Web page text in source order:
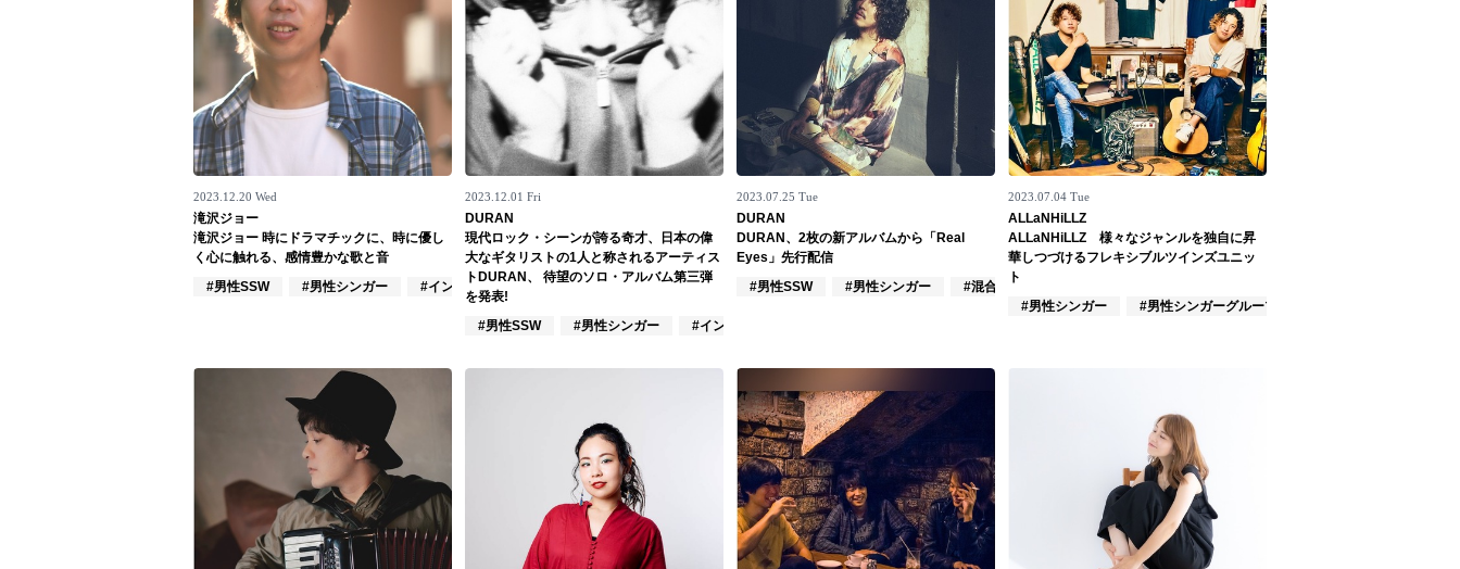
2023.12.20 Wed
滝沢ジョー
滝沢ジョー 時にドラマチックに、時に優し
く心に触れる、感情豊かな歌と音
#男性SSW
#男性シンガー #インディーズ
2023.12.01 Fri
DURAN
現代ロック・シーンが誇る奇才、日本の偉
大なギタリストの1人と称されるアーティス
トDURAN、 待望のソロ・アルバム第三弾
を発表!
#男性SSW
#男性シンガー #インディーズ
2023.07.25 Tue
DURAN
DURAN、2枚の新アルバムから「Real
Eyes」先行配信
#男性SSW
#男性シンガー #混合バンド
2023.07.04 Tue
ALLaNHiLLZ
ALLaNHiLLZ 様々なジャンルを独自に昇
華しつづけるフレキシブルツインズユニッ
ト
#男性シンガー
#男性シンガーグループ